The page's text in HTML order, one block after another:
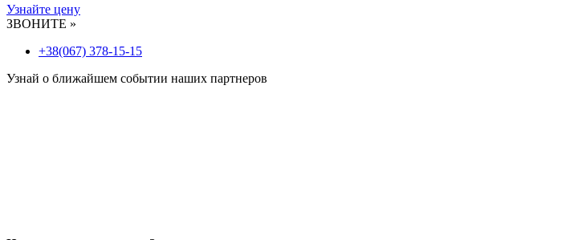
Узнайте цену
ЗВОНИТЕ »
+38(067) 378-15-15
Узнай о ближайшем событии наших партнеров